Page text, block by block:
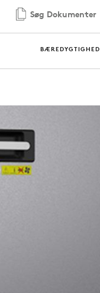
BÆREDYGTIGHED
Søg Dokumenter